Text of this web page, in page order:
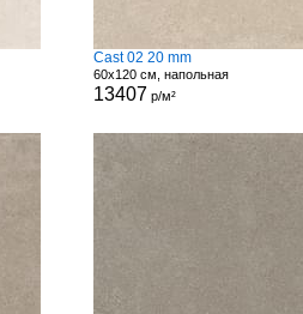
Cast 02 20 mm
60x120 см, напольная
13407 р/м²